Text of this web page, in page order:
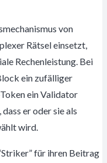
von
Rätsel einsetzt,
Rechenleistung. Bei
ein zufälliger
ein Validator
er oder sie als
wird.
für ihren Beitrag